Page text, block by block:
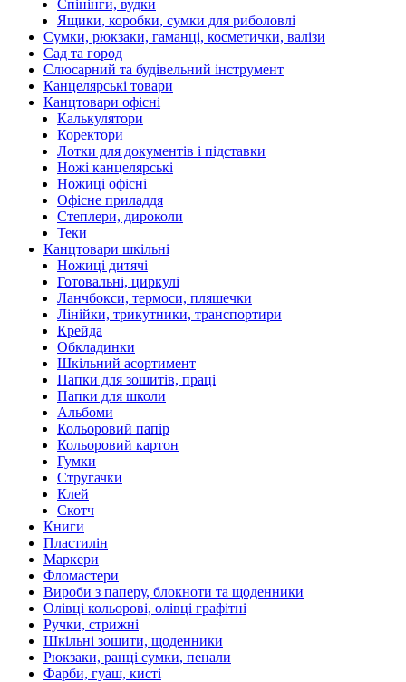
Спінінги, вудки
Ящики, коробки, сумки для риболовлі
Сумки, рюкзаки, гаманці, косметички, валізи
Сад та город
Слюсарний та будівельний інструмент
Канцелярські товари
Канцтовари офісні
Калькулятори
Коректори
Лотки для документів і підставки
Ножі канцелярські
Ножиці офісні
Офісне приладдя
Степлери, дироколи
Теки
Канцтовари шкільні
Ножиці дитячі
Готовальні, циркулі
Ланчбокси, термоси, пляшечки
Лінійки, трикутники, транспортири
Крейда
Обкладинки
Шкільний асортимент
Папки для зошитів, праці
Папки для школи
Альбоми
Кольоровий папір
Кольоровий картон
Гумки
Стругачки
Клей
Скотч
Книги
Пластилін
Маркери
Фломастери
Вироби з паперу, блокноти та щоденники
Олівці кольорові, олівці графітні
Ручки, стрижні
Шкільні зошити, щоденники
Рюкзаки, ранці сумки, пенали
Фарби, гуаш, кисті